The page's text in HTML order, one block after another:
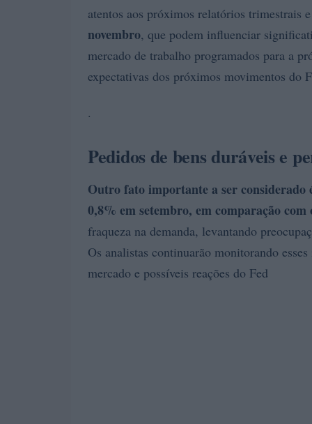
atentos aos próximos relatórios trimestrais
novembro, que podem influenciar
mercado de trabalho programados para a
expectativas dos próximos movimentos do
.
Pedidos de bens duráveis e
Outro fato importante a ser considerado
0,8% em setembro, em comparação com
fraqueza na demanda, levantando
Os analistas continuarão monitorando
mercado e possíveis reações do Fed